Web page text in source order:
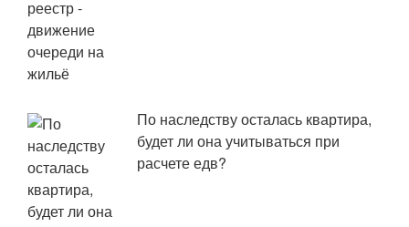
По наследству осталась квартира,
будет ли она учитываться при
расчете едв?